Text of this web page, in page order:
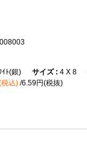
ｲﾄ(銀) 4 X 8
込) 6.59円(税抜)